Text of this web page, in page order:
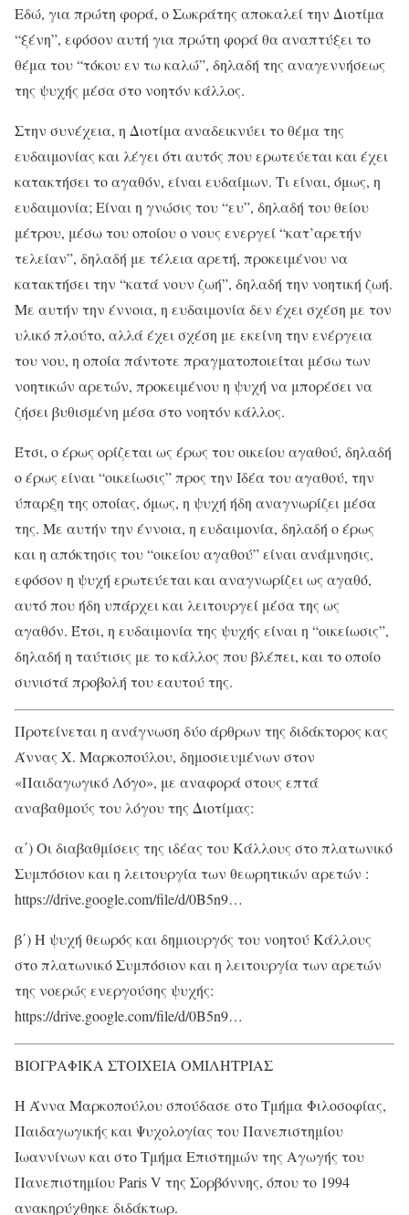
Εδώ, για πρώτη φορά, ο Σωκράτης αποκαλεί την Διοτίμα
“ξένη”, εφόσον αυτή για πρώτη φορά θα αναπτύξει το
θέμα του “τόκου εν τω καλώ”, δηλαδή της αναγεννήσεως
της ψυχής μέσα στο νοητόν κάλλος.
Στην συνέχεια, η Διοτίμα αναδεικνύει το θέμα της
ευδαιμονίας και λέγει ότι αυτός που ερωτεύεται και έχει
κατακτήσει το αγαθόν, είναι ευδαίμων. Τι είναι, όμως, η
ευδαιμονία; Είναι η γνώσις του “ευ”, δηλαδή του θείου
μέτρου, μέσω του οποίου ο νους ενεργεί “κατ’αρετήν
τελείαν”, δηλαδή με τέλεια αρετή, προκειμένου να
κατακτήσει την “κατά νουν ζωή”, δηλαδή την νοητική ζωή.
Με αυτήν την έννοια, η ευδαιμονία δεν έχει σχέση με τον
υλικό πλούτο, αλλά έχει σχέση με εκείνη την ενέργεια
του νου, η οποία πάντοτε πραγματοποιείται μέσω των
νοητικών αρετών, προκειμένου η ψυχή να μπορέσει να
ζήσει βυθισμένη μέσα στο νοητόν κάλλος.
Έτσι, ο έρως ορίζεται ως έρως του οικείου αγαθού, δηλαδή
ο έρως είναι “οικείωσις” προς την Ιδέα του αγαθού, την
ύπαρξη της οποίας, όμως, η ψυχή ήδη αναγνωρίζει μέσα
της. Με αυτήν την έννοια, η ευδαιμονία, δηλαδή ο έρως
και η απόκτησις του “οικείου αγαθού” είναι ανάμνησις,
εφόσον η ψυχή ερωτεύεται και αναγνωρίζει ως αγαθό,
αυτό που ήδη υπάρχει και λειτουργεί μέσα της ως
αγαθόν. Έτσι, η ευδαιμονία της ψυχής είναι η “οικείωσις”,
δηλαδή η ταύτισις με το κάλλος που βλέπει, και το οποίο
συνιστά προβολή του εαυτού της.
Προτείνεται η ανάγνωση δύο άρθρων της διδάκτορος κας
Άννας Χ. Μαρκοπούλου, δημοσιευμένων στον
«Παιδαγωγικό Λόγο», με αναφορά στους επτά
αναβαθμούς του λόγου της Διοτίμας:
α΄) Οι διαβαθμίσεις της ιδέας του Κάλλους στο πλατωνικό
Συμπόσιον και η λειτουργία των θεωρητικών αρετών :
https://drive.google.com/file/d/0B5n9…
β΄) Η ψυχή θεωρός και δημιουργός του νοητού Κάλλους
στο πλατωνικό Συμπόσιον και η λειτουργία των αρετών
της νοερώς ενεργούσης ψυχής:
https://drive.google.com/file/d/0B5n9…
ΒΙΟΓΡΑΦΙΚΑ ΣΤΟΙΧΕΙΑ ΟΜΙΛΗΤΡΙΑΣ
Η Άννα Μαρκοπούλου σπούδασε στο Τμήμα Φιλοσοφίας,
Παιδαγωγικής και Ψυχολογίας του Πανεπιστημίου
Ιωαννίνων και στο Τμήμα Επιστημών της Αγωγής του
Πανεπιστημίου Paris V της Σορβόννης, όπου το 1994
ανακηρύχθηκε διδάκτωρ.